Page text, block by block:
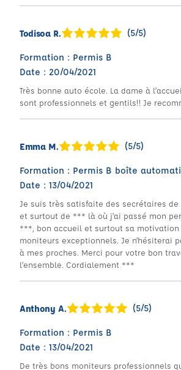
Todisoa R. (5/5)
Formation : Permis B
Date : 20/04/2021
Très bonne auto école. La dame à
sont professionnels et gentils!! Je
Emma M. (5/5)
Formation : Permis B boîte
Date : 13/04/2021
Je suis très satisfaite des secrétaires
et surtout de *** là où j’ai passé mon
***, bon accueil et surtout sa motivation
moniteurs exceptionnels. Je n’hésiterai
à mes proches. Merci pour votre bon
l’ensemble. Cordialement ***
Anthony A. (5/5)
Formation : Permis B
Date : 13/04/2021
De très bons moniteurs professionnels